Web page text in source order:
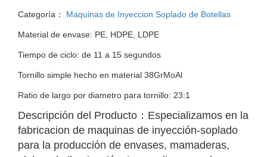
Categoría： Maquinas de Inyeccion Soplado de Botellas
Material de envase: PE, HDPE, LDPE
Tiempo de ciclo: de 11 a 15 segundos
Tornillo simple hecho en material 38GrMoAl
Ratio de largo por diametro para tornillo: 23:1
Descripción del Producto：Especializamos en la
fabricacion de maquinas de inyección-soplado
para la producción de envases, mamaderas,